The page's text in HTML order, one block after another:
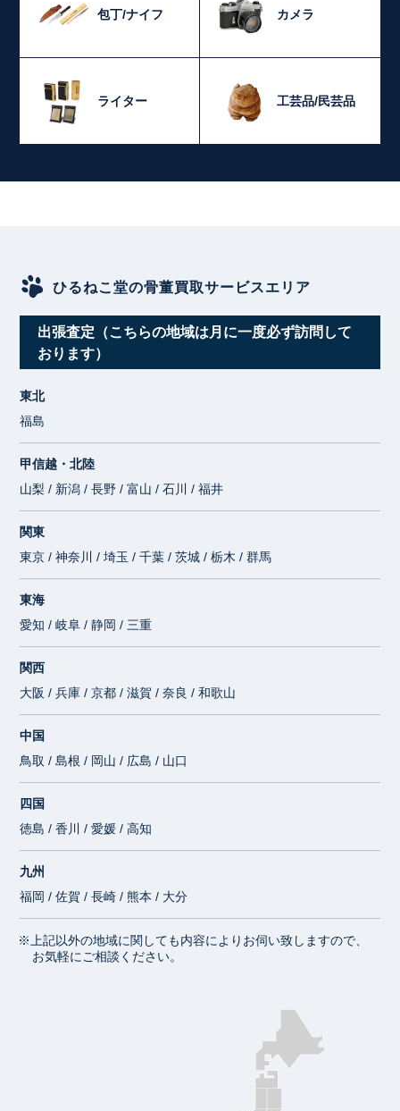
包丁/ナイフ カメラ
ライター 工芸品/民芸品
ひるねこ堂の骨董買取サービスエリア
出張査定（こちらの地域は月に一度必ず訪問して
おります）
東北
福島
甲信越・北陸
山梨 / 新潟 / 長野 / 富山 / 石川 / 福井
関東
東京 / 神奈川 / 埼玉 / 千葉 / 茨城 / 栃木 / 群馬
東海
愛知 / 岐阜 / 静岡 / 三重
関西
大阪 / 兵庫 / 京都 / 滋賀 / 奈良 / 和歌山
中国
鳥取 / 島根 / 岡山 / 広島 / 山口
四国
徳島 / 香川 / 愛媛 / 高知
九州
福岡 / 佐賀 / 長崎 / 熊本 / 大分
※上記以外の地域に関しても内容によりお伺い致しますので、
お気軽にご相談ください。